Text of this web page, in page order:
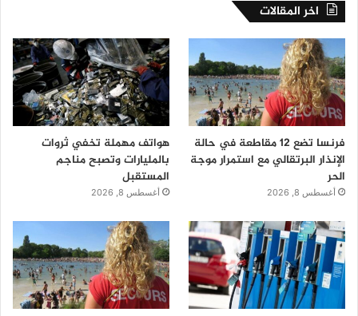
اخر المقالات
فرنسا تضع 12 مقاطعة في حالة
الإنذار البرتقالي مع استمرار موجة
الحر
أغسطس 8, 2026
هواتف مهملة تخفي ثروات
بالمليارات وتصبح مناجم
المستقبل
أغسطس 8, 2026